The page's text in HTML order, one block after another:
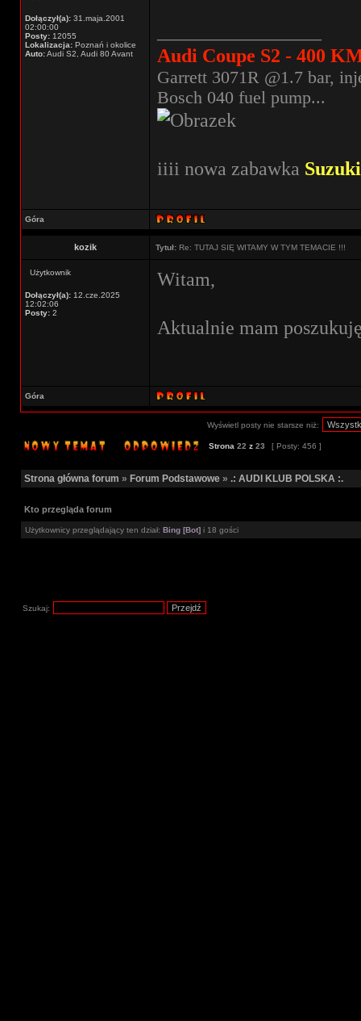
Dołączył(a): 31.maja.2001
02:00:00
Posty: 12055
Lokalizacja: Poznań i okolice
Auto:Audi S2, Audi 80 Avant
Audi Coupe S2 - 400
Garrett 3071R @1.7 bar,
Bosch 040 fuel pump...
iiii nowa zabawka
Góra
kozik Tytuł: Re: TUTAJ SIĘ WITAMY W TYM TEMACIE !!!
Użytkownik
Dołączył(a): 12.cze.2025
12:02:06
Posty: 2
Witam,
Aktualnie mam
Góra
Wyświetl posty nie starsze niż:
Strona 22 z 23 [ Posty: 456 ]
Strona główna forum » Forum Podstawowe » .: AUDI KLUB POLSKA :.
Kto przegląda forum
Użytkownicy przeglądający ten dział: Bing [Bot] i 18 gości
Szukaj: